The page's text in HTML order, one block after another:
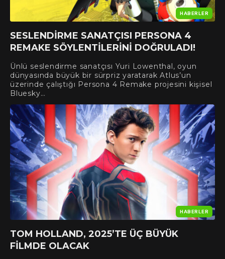
HABERLER
SESLENDIRME SANATÇISI PERSONA 4
REMAKE SÖYLENTILERINI DOĞRULADI!
Ünlü seslendirme sanatçısı Yuri Lowenthal, oyun
dünyasında büyük bir sürpriz yaratarak Atlus’un
üzerinde çalıştığı Persona 4 Remake projesini kişisel
Bluesky…
HABERLER
TOM HOLLAND, 2025’TE ÜÇ BÜYÜK
FİLMDE OLACAK